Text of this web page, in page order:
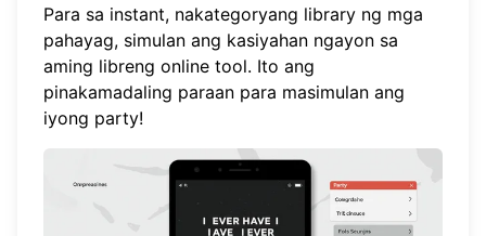
Para sa instant, nakategoryang library ng mga
pahayag, simulan ang kasiyahan ngayon sa
aming libreng online tool. Ito ang
pinakamadaling paraan para masimulan ang
iyong party!